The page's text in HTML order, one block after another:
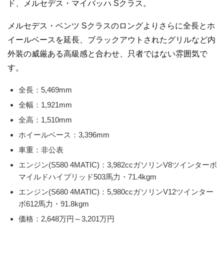
ド、メルセデス・マイバッハ Sクラス。
メルセデス・ベンツ Sクラスのロングよりさらに全長とホ
イールベースを延長、ブラックアウトされたグリルなど内
外装の威厳ある高級感と合わせ、只者ではない雰囲気で
す。
全長：5,469mm
全幅：1,921mm
全高：1,510mm
ホイールベース：3,396mm
車重：非公表
エンジン(S580 4MATIC)：3,982ccガソリンV8ツインターボ
マイルドハイブリッド503馬力・71.4kgm
エンジン(S680 4MATIC)：5,980ccガソリンV12ツインター
ボ612馬力・91.8kgm
価格：2,648万円～3,201万円